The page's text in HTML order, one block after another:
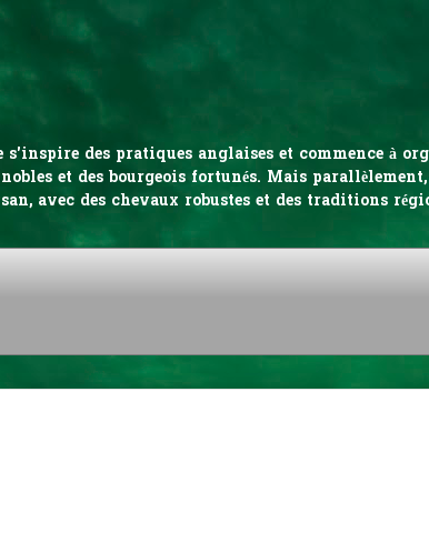
des pratiques anglaises et commence à
et des bourgeois fortunés. Mais
avec des chevaux robustes et des traditions